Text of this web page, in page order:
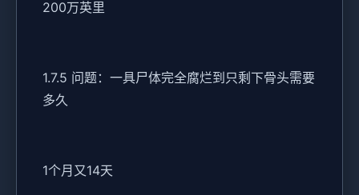
200万英里
1.7.5 问题：一具尸体完全腐烂到只剩下骨头需要
多久
1个月又14天